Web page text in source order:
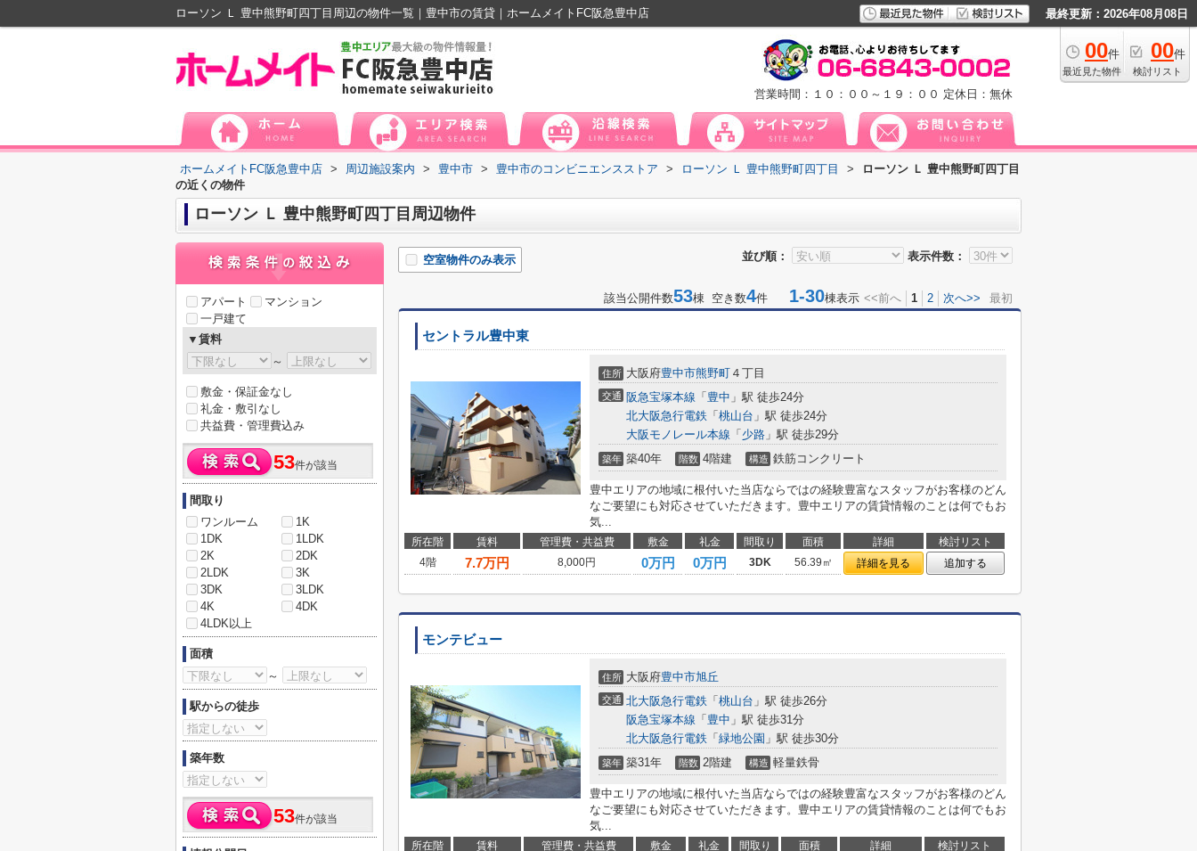
ローソン Ｌ 豊中熊野町四丁目周辺の物件一覧｜豊中市の賃貸｜ホームメイトFC阪急豊中店 最終更新：2026年08月08日
00件
最近見た物件
00件
検討リスト
営業時間：１０：００～１９：００ 定休日：無休
ホームメイトFC阪急豊中店 > 周辺施設案内 > 豊中市 > 豊中市のコンビニエンスストア > ローソン Ｌ 豊中熊野町四丁目 >
ローソン Ｌ 豊中熊野町四丁目
の近くの物件
ローソン Ｌ 豊中熊野町四丁目周辺物件
並び順： 表示件数：
空室物件のみ表示
該当公開件数53棟 空き数4件 1-30棟表示 <<前へ 1 2 次へ>> 最初
セントラル豊中東
住所 大阪府豊中市熊野町 ４丁目
交通 阪急宝塚本線 「 豊中 」駅 徒歩24分
北大阪急行電鉄 「 桃山台 」駅 徒歩24分
大阪モノレール本線 「 少路 」駅 徒歩29分
築年 築40年 階数 4階建 構造 鉄筋コンクリート
豊中エリアの地域に根付いた当店ならではの経験豊富なスタッフがお客様のどん
なご要望にも対応させていただきます。豊中エリアの賃貸情報のことは何でもお
気...
所在階 賃料 管理費・共益費 敷金 礼金 間取り 面積 詳細
検討リスト
4階
7.7万円 8,000円 0万円 0万円 3DK 56.39㎡ 詳細を見る 追加する
モンテビュー
住所 大阪府豊中市旭丘
交通 北大阪急行電鉄 「 桃山台 」駅 徒歩26分
阪急宝塚本線 「 豊中 」駅 徒歩31分
北大阪急行電鉄 「 緑地公園 」駅 徒歩30分
築年 築31年 階数 2階建 構造 軽量鉄骨
豊中エリアの地域に根付いた当店ならではの経験豊富なスタッフがお客様のどん
なご要望にも対応させていただきます。豊中エリアの賃貸情報のことは何でもお
気...
所在階 賃料 管理費・共益費 敷金 礼金 間取り 面積 詳細
検討リスト
アパート
マンション
一戸建て
▼賃料
～
敷金・保証金なし
礼金・敷引なし
共益費・管理費込み
53件が該当
間取り
ワンルーム
1K
1DK
1LDK
2K
2DK
2LDK
3K
3DK
3LDK
4K
4DK
4LDK以上
面積
～
駅からの徒歩
築年数
53件が該当